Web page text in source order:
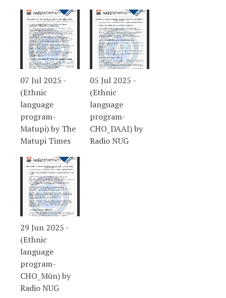
07 Jul 2025 -
(Ethnic
language
program-
Matupi) by The
Matupi Times
05 Jul 2025 -
(Ethnic
language
program-
CHO_DAAI) by
Radio NUG
29 Jun 2025 -
(Ethnic
language
program-
CHO_Mün) by
Radio NUG